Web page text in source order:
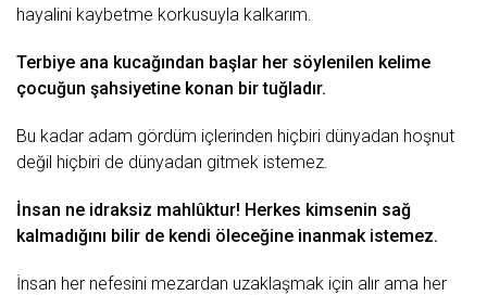
hayalini kaybetme korkusuyla kalkarım.
Terbiye ana kucağından başlar her söylenilen kelime
çocuğun şahsiyetine konan bir tuğladır.
Bu kadar adam gördüm içlerinden hiçbiri dünyadan hoşnut
değil hiçbiri de dünyadan gitmek istemez.
İnsan ne idraksiz mahlûktur! Herkes kimsenin sağ
kalmadığını bilir de kendi öleceğine inanmakistemez.
İnsan her nefesini mezardan uzaklaşmak için alır ama her